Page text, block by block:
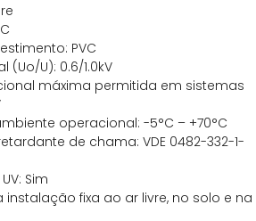
PVC
(Uo/U): 0.6/1.0kV
máxima permitida em sistemas
operacional: -5°C – +70°C
de chama: VDE 0482-332-1-
Sim
instalação fixa ao ar livre, no solo e na